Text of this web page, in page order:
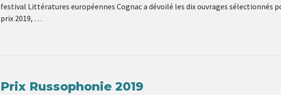
festival Littératures européennes Cognac a dévoilé les dix ouvrages sélectionnés
prix 2019, …
Prix Russophonie 2019